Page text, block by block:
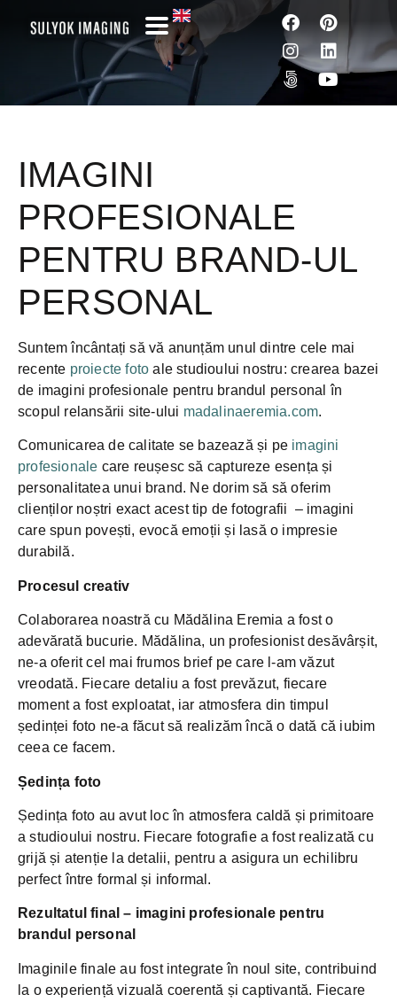
NOUTĂȚI DE LA SULYOKIMAGING!
IMAGINI
PROFESIONALE
PENTRU BRAND-UL
PERSONAL
Suntem încântați să vă anunțăm unul dintre cele mai
recente proiecte foto ale studioului nostru: crearea bazei
de imagini profesionale pentru brandul personal în
scopul relansării site-ului madalinaeremia.com.
Comunicarea de calitate se bazează și pe imagini
profesionale care reușesc să captureze esența și
personalitatea unui brand. Ne dorim să să oferim
clienților noștri exact acest tip de fotografii – imagini
care spun povești, evocă emoții și lasă o impresie
durabilă.
Procesul creativ
Colaborarea noastră cu Mădălina Eremia a fost o
adevărată bucurie. Mădălina, un profesionist desăvârșit,
ne-a oferit cel mai frumos brief pe care l-am văzut
vreodată. Fiecare detaliu a fost prevăzut, fiecare
moment a fost exploatat, iar atmosfera din timpul
ședinței foto ne-a făcut să realizăm încă o dată că iubim
ceea ce facem.
Ședința foto
Ședința foto au avut loc în atmosfera caldă și primitoare
a studioului nostru. Fiecare fotografie a fost realizată cu
grijă și atenție la detalii, pentru a asigura un echilibru
perfect între formal și informal.
Rezultatul final – imagini profesionale pentru
brandul personal
Imaginile finale au fost integrate în noul site, contribuind
la o experiență vizuală coerentă și captivantă. Fiecare